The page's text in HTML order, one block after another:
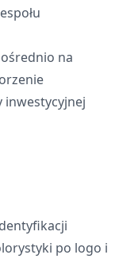
na
po logo i